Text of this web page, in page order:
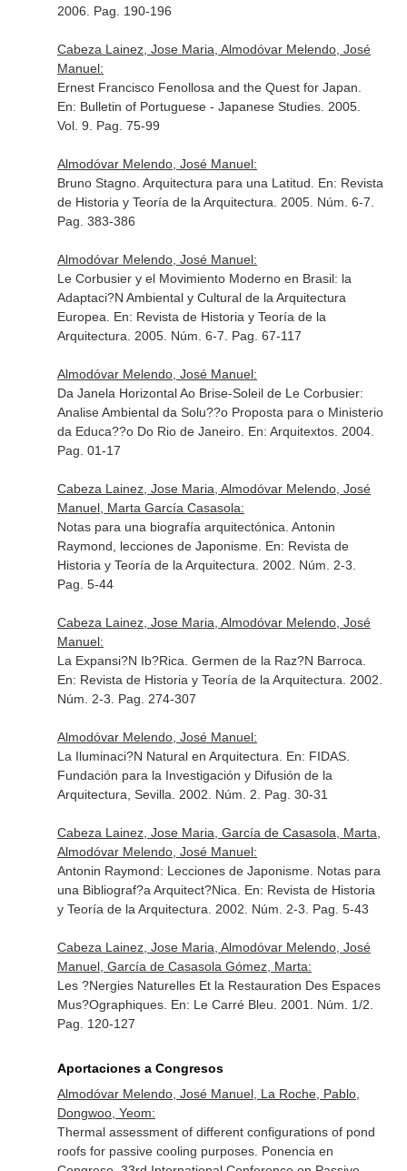
2006. Pag. 190-196
Cabeza Lainez, Jose Maria, Almodóvar Melendo, José
Manuel:
Ernest Francisco Fenollosa and the Quest for Japan.
En: Bulletin of Portuguese - Japanese Studies. 2005.
Vol. 9. Pag. 75-99
Almodóvar Melendo, José Manuel:
Bruno Stagno. Arquitectura para una Latitud. En: Revista
de Historia y Teoría de la Arquitectura . 2005. Núm. 6-7.
Pag. 383-386
Almodóvar Melendo, José Manuel:
Le Corbusier y el Movimiento Moderno en Brasil: la
Adaptaci?N Ambiental y Cultural de la Arquitectura
Europea. En: Revista de Historia y Teoría de la
Arquitectura . 2005. Núm. 6-7. Pag. 67-117
Almodóvar Melendo, José Manuel:
Da Janela Horizontal Ao Brise-Soleil de Le Corbusier:
Analise Ambiental da Solu??o Proposta para o Ministerio
da Educa??o Do Rio de Janeiro. En: Arquitextos. 2004.
Pag. 01-17
Cabeza Lainez, Jose Maria, Almodóvar Melendo, José
Manuel, Marta García Casasola:
Notas para una biografía arquitectónica. Antonin
Raymond, lecciones de Japonisme. En: Revista de
Historia y Teoría de la Arquitectura . 2002. Núm. 2-3.
Pag. 5-44
Cabeza Lainez, Jose Maria, Almodóvar Melendo, José
Manuel:
La Expansi?N Ib?Rica. Germen de la Raz?N Barroca.
En: Revista de Historia y Teoría de la Arquitectura . 2002.
Núm. 2-3. Pag. 274-307
Almodóvar Melendo, José Manuel:
La Iluminaci?N Natural en Arquitectura. En: FIDAS.
Fundación para la Investigación y Difusión de la
Arquitectura, Sevilla . 2002. Núm. 2. Pag. 30-31
Cabeza Lainez, Jose Maria, García de Casasola, Marta,
Almodóvar Melendo, José Manuel:
Antonin Raymond: Lecciones de Japonisme. Notas para
una Bibliograf?a Arquitect?Nica. En: Revista de Historia
y Teoría de la Arquitectura . 2002. Núm. 2-3. Pag. 5-43
Cabeza Lainez, Jose Maria, Almodóvar Melendo, José
Manuel, García de Casasola Gómez, Marta:
Les ?Nergies Naturelles Et la Restauration Des Espaces
Mus?Ographiques. En: Le Carré Bleu . 2001. Núm. 1/2.
Pag. 120-127
Aportaciones a Congresos
Almodóvar Melendo, José Manuel, La Roche, Pablo,
Dongwoo, Yeom:
Thermal assessment of different configurations of pond
roofs for passive cooling purposes. Ponencia en